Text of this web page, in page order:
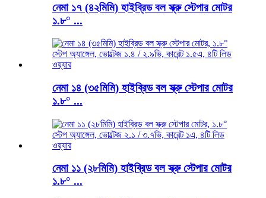
নেমা ১৭ (৪২মিমি) হাইব্রিড বল স্ক্রু স্টেপার মোটর
১.৮° ...
নেমা ১৪ (৩৫মিমি) হাইব্রিড বল স্ক্রু স্টেপার মোটর
১.৮° ...
নেমা ১১ (২৮মিমি) হাইব্রিড বল স্ক্রু স্টেপার মোটর
১.৮° ...